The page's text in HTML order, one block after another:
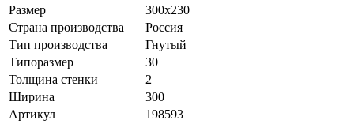
Размер
300х230
Страна производства
Россия
Тип производства
Гнутый
Типоразмер
30
Толщина стенки
2
Ширина
300
Артикул
198593